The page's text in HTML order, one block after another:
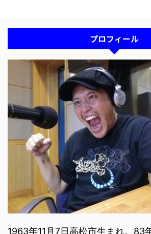
プロフィール
1963年11月7日高松市生まれ。83